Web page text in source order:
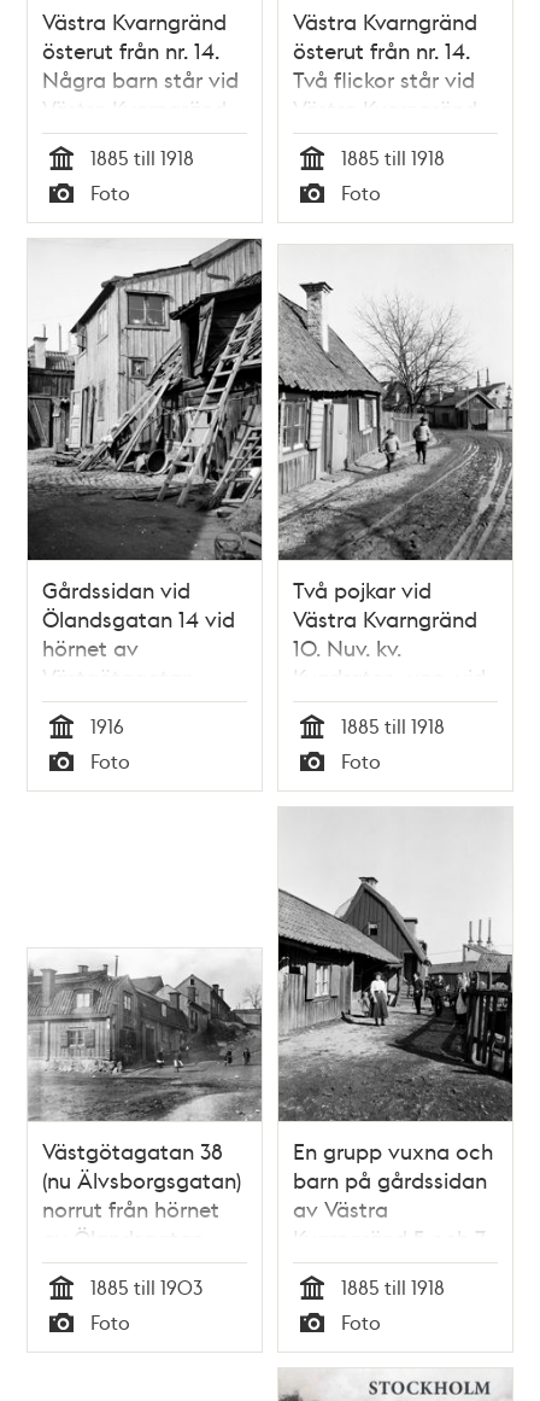
Västra Kvarngränd
österut från nr. 14.
Några barn står vid
Västra Kvarngränd
10. Nuv. kv.
Kvadraten ung. vid
Allhelgonagatan
norr om
Älvsborgsgatan
Tid
1885 till 1918
Typ
Foto
Västra Kvarngränd
österut från nr. 14.
Två flickor står vid
Västra Kvarngränd
10. Nuv. kv.
Kvadraten ung. vid
Allhelgonagatan,
Tid
1885 till 1918
Typ
Foto
Gårdssidan vid
Ölandsgatan 14 vid
hörnet av
Västgötagatan
Tid
1916
Typ
Foto
Två pojkar vid
Västra Kvarngränd
10. Nuv. kv.
Kvadraten, ung. vid
Allhelgonagatan
Tid
1885 till 1918
Typ
Foto
Västgötagatan 38
(nu Älvsborgsgatan)
norrut från hörnet
av Ölandsgatan
Tid
1885 till 1903
Typ
Foto
En grupp vuxna och
barn på gårdssidan
av Västra
Kvarngränd 5 och 7.
Nuv. kv. Kvadraten
ung. vid
Allhelgonagatan,
tidigare
Gotlandsgatan
Tid
1885 till 1918
Typ
Foto